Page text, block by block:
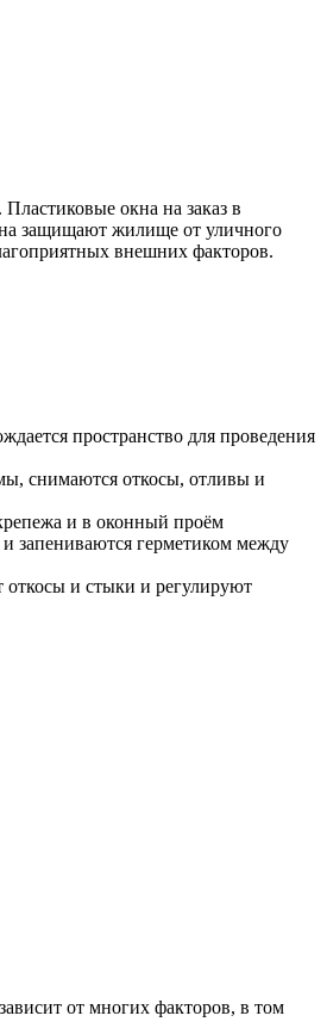
окна на заказ в
защищают жилище от уличного
внешних факторов.
пространство для проведения
снимаются откосы, отливы и
и в оконный проём
запениваются герметиком между
откосы и стыки и регулируют
от многих факторов, в том